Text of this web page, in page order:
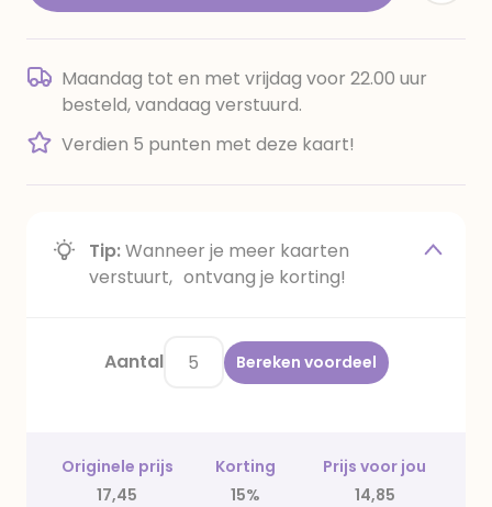
Maandag tot en met vrijdag voor 22.00 uur
besteld, vandaag verstuurd.
Verdien 5 punten met deze kaart!
Tip:Wanneer je meer kaarten
verstuurt, ontvang je korting!
Aantal Bereken voordeel
Originele prijs Korting
Prijs voor jou
17,45
15% 14,85